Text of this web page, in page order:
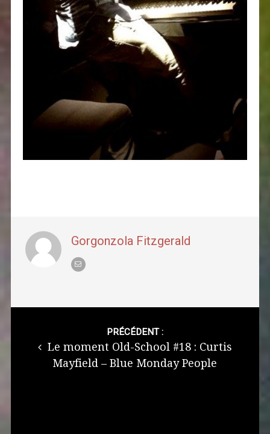
Gorgonzola Fitzgerald
PRÉCÉDENT :
Le moment Old-School #18 : Curtis
Mayfield – Blue Monday People